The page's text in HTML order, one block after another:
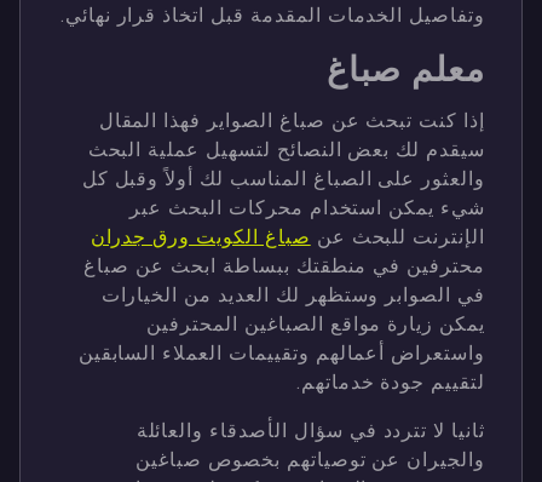
وتفاصيل الخدمات المقدمة قبل اتخاذ قرار نهائي.
معلم صباغ
إذا كنت تبحث عن صباغ الصواير فهذا المقال
سيقدم لك بعض النصائح لتسهيل عملية البحث
والعثور على الصباغ المناسب لك أولاً وقبل كل
شيء يمكن استخدام محركات البحث عبر
الإنترنت للبحث عن صباغ الكويت ورق جدران
محترفين في منطقتك ببساطة ابحث عن صباغ
في الصوابر وستظهر لك العديد من الخيارات
يمكن زيارة مواقع الصباغين المحترفين
واستعراض أعمالهم وتقييمات العملاء السابقين
لتقييم جودة خدماتهم.
ثانيا لا تتردد في سؤال الأصدقاء والعائلة
والجيران عن توصياتهم بخصوص صباغين